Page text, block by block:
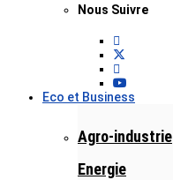
Nous Suivre
Eco et Business
Agro-industrie
Energie